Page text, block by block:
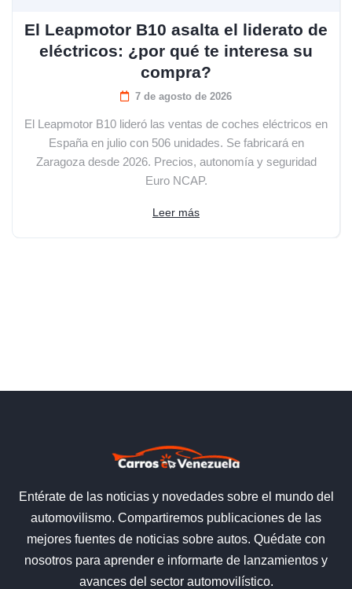
El Leapmotor B10 asalta el liderato de
eléctricos: ¿por qué te interesa su
compra?
7 de agosto de 2026
El Leapmotor B10 lideró las ventas de coches eléctricos en
España en julio con 506 unidades. Se fabricará en
Zaragoza desde 2026. Precios, autonomía y seguridad
Euro NCAP.
Leer más
Entérate de las noticias y novedades sobre el mundo del
automovilismo. Compartiremos publicaciones de las
mejores fuentes de noticias sobre autos. Quédate con
nosotros para aprender e informarte de lanzamientos y
avances del sector automovilístico.